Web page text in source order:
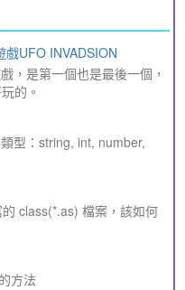
UFO INVADSION
，是第一個也是最後一個，
的。
型：string, int, number,
class(*.as) 檔案，該如何
方法